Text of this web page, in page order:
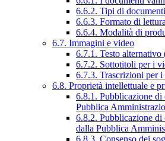
6.6.2. Tipi di documenti
6.6.3. Formato di
6.6.4. Modalità di
6.7. Immagini e video
6.7.1. Testo
6.7.2. Sottotitoli per i
6.7.3. Trascrizioni per i
6.8. Proprietà intellettuale e
6.8.1. Pubblicazione
Pubblica
6.8.2. Pubblicazione
dalla Pubblica
6.8.3. Consenso dei